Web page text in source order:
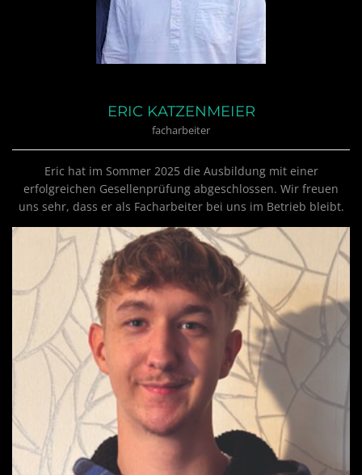
ERIC KATZENMEIER
facharbeiter
Eric hat im Sommer 2025 die Ausbildung mit einer
erfolgreichen Gesellenprüfung abgeschlossen. Wir freuen
uns sehr, dass er als Facharbeiter bei uns im Betrieb bleibt.